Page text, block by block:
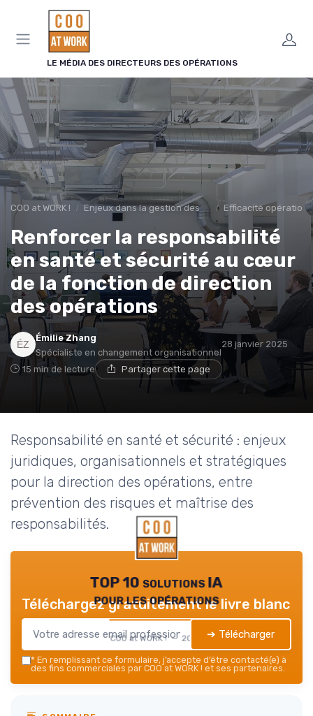
LE MÉDIA DES DIRECTEURS DES OPÉRATIONS
COO at WORK ! Enjeux dans la gestion des opérations Efficacité
Renforcer la responsabilité
en santé et sécurité au cœur
de la fonction de direction
des opérations
Émilie Zhang
Spécialiste en changement organisationnel
28 janvier 2025
15 min de lecture Partager cette page
Responsabilité en santé et sécurité : enjeux
juridiques, organisationnels et stratégiques
pour la direction des opérations, entre
prévention des risques et maîtrise des
responsabilités.
TOP 10 solutions IA
pour les opérations
COO at WORK ! — 2026
Téléchargez gratuitement le livre blanc
➔ Télécharger
* En remplissant ce formulaire, j’accepte d’être contacté(e) à
des fins commerciales par COO at WORK ! et ses partenaires.
Panneau de gestion des cookies